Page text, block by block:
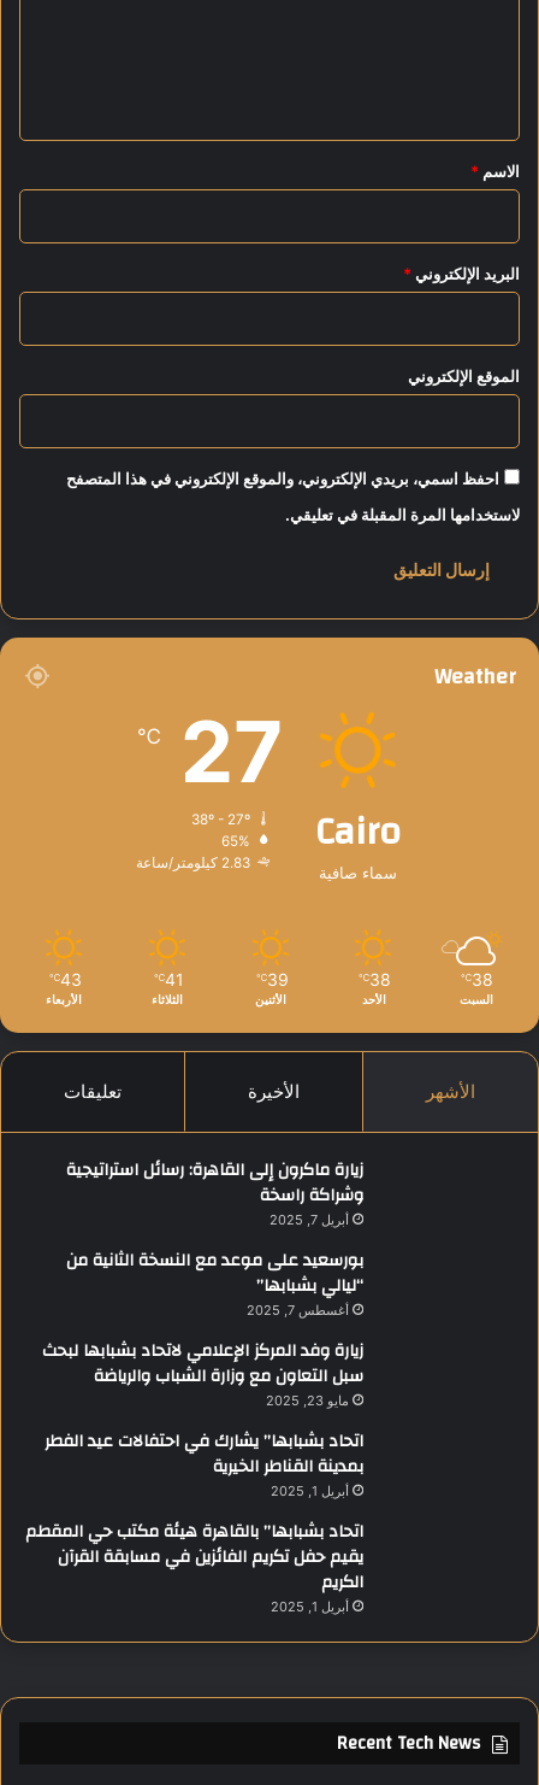
*
الاسم *
البريد الإلكتروني *
الموقع الإلكتروني
احفظ اسمي، بريدي الإلكتروني، والموقع الإلكتروني في هذا المتصفح
لاستخدامها المرة المقبلة في تعليقي.
Weather
Cairo
سماء صافية
27
℃
65%
2.83 كيلومتر/ساعة
38
℃
السبت
38
℃
الأحد
39
℃
الأثنين
41
℃
الثلاثاء
43
℃
الأربعاء
الأشهر الأخيرة تعليقات
زيارة ماكرون إلى القاهرة: رسائل استراتيجية
وشراكة راسخة
أبريل 7, 2025
بورسعيد على موعد مع النسخة الثانية من
“ليالي بشبابها”
أغسطس 7, 2025
زيارة وفد المركز الإعلامي لاتحاد بشبابها لبحث
سبل التعاون مع وزارة الشباب والرياضة
مايو 23, 2025
اتحاد بشبابها” يشارك في احتفالات عيد الفطر
بمدينة القناطر الخيرية
أبريل 1, 2025
اتحاد بشبابها” بالقاهرة هيئة مكتب حي المقطم
يقيم حفل تكريم الفائزين في مسابقة القرآن
الكريم
أبريل 1, 2025
Recent Tech News